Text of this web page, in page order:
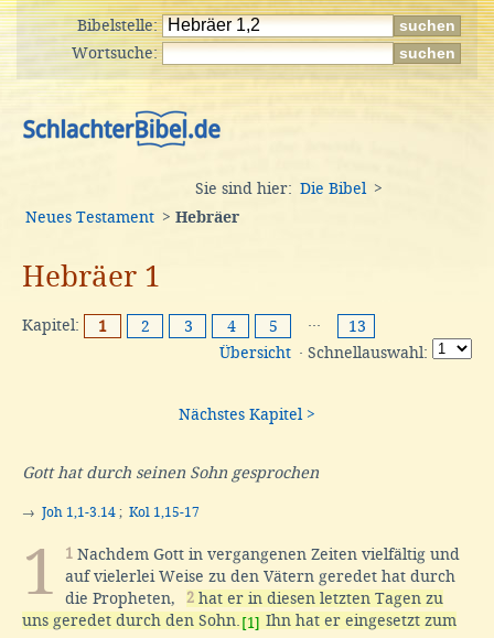
Bibelstelle:
Wortsuche:
Sie sind hier: Die Bibel
>
Neues Testament > Hebräer
Hebräer 1
Kapitel: 1 2 3 4 5 ···
13
Übersicht · Schnellauswahl:
Nächstes Kapitel >
Gott hat durch seinen Sohn gesprochen
→ Joh 1,1-3.14 ; Kol 1,15-17
1 1 Nachdem Gott in vergangenen Zeiten vielfältig und
auf vielerlei Weise zu den Vätern geredet hat durch
die Propheten,
2 hat er in diesen letzten Tagen zu
uns geredet durch den Sohn. [1] Ihn hat er eingesetzt zum